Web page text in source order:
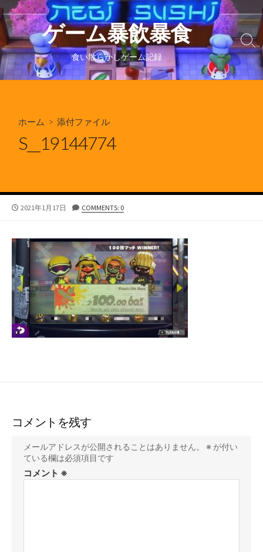
コ
ン
テ
ン
ツ
へ
ゲーム暴飲暴食
食い散らかしゲーム記録
検
索
り
ホーム > 添付ファイル
S__19144774
公
2021年1月17日 COMMENTS: 0
コメントを残す
メールアドレスが公開されることはありません。 ※ が付い
ている欄は必須項目です
コメント ※